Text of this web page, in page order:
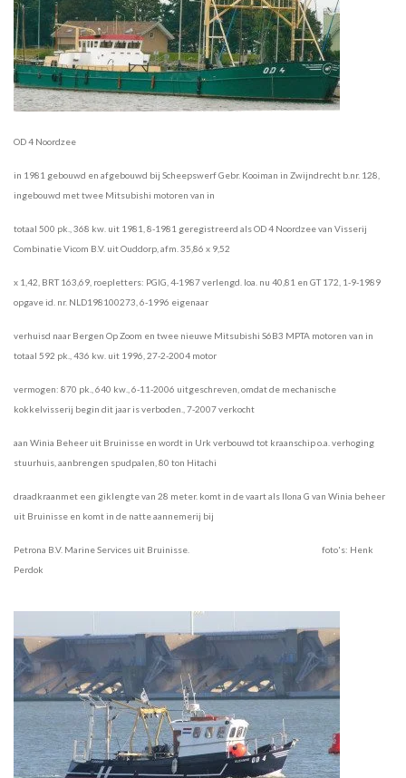
OD 4 Noordzee
in 1981 gebouwd en afgebouwd bij Scheepswerf Gebr. Kooiman in Zwijndrecht b.nr. 128,
ingebouwd met twee Mitsubishi motoren van in
totaal 500 pk., 368 kw. uit 1981, 8-1981 geregistreerd als OD 4 Noordzee van Visserij
Combinatie Vicom B.V. uit Ouddorp, afm. 35,86 x 9,52
x 1,42, BRT 163,69, roepletters: PGIG, 4-1987 verlengd. loa. nu 40,81 en GT 172, 1-9-1989
opgave id. nr. NLD198100273, 6-1996 eigenaar
verhuisd naar Bergen Op Zoom en twee nieuwe Mitsubishi S6B3 MPTA motoren van in
totaal 592 pk., 436 kw. uit 1996, 27-2-2004 motor
vermogen: 870 pk., 640 kw., 6-11-2006 uitgeschreven, omdat de mechanische
kokkelvisserij begin dit jaar is verboden., 7-2007 verkocht
aan Winia Beheer uit Bruinisse en wordt in Urk verbouwd tot kraanschip o.a. verhoging
stuurhuis, aanbrengen spudpalen, 80 ton Hitachi
draadkraanmet een giklengte van 28 meter. komt in de vaart als Ilona G van Winia beheer
uit Bruinisse en komt in de natte aannemerij bij
Petrona B.V. Marine Services uit Bruinisse. foto's: Henk
Perdok